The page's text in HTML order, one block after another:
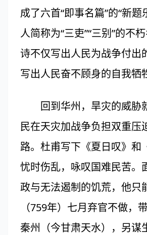
成了六首“即事名篇”的“新题
人简称为“三吏”“三别”的不
诗不仅写出人民为战争付出
写出人民奋不顾身的自我牺
回到华州，旱灾的威胁
民在天灾加战争负担双重压
路。杜甫写下《夏日叹》和
忧时伤乱，咏叹国难民苦。
政与无法遏制的饥荒，他只
（759年）七月弃官不做，
秦州（今甘肃天水），另谋